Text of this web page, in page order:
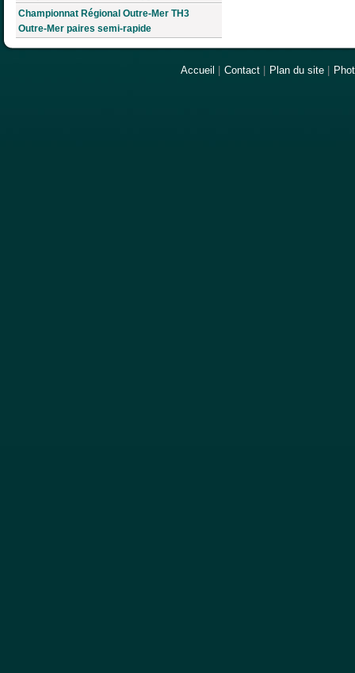
Championnat Régional Outre-Mer TH3
Outre-Mer paires semi-rapide
Accueil Contact Plan du site